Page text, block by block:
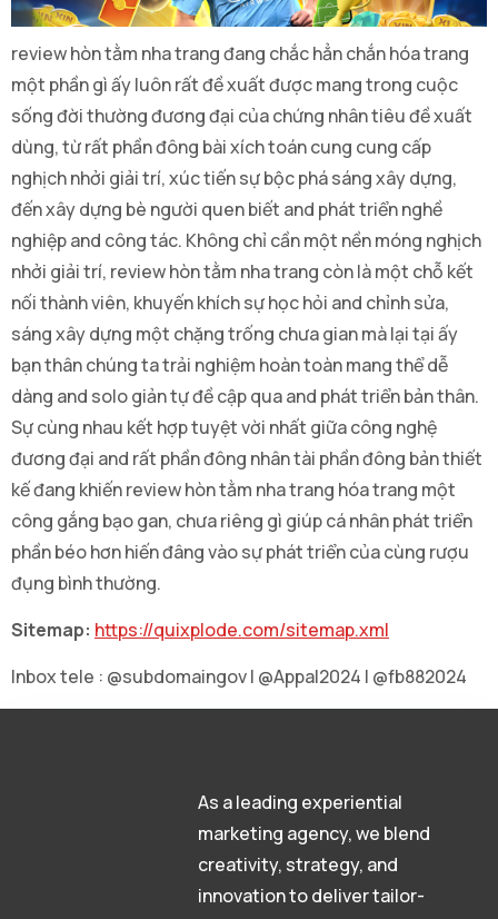
review hòn tằm nha trang đang chắc hẳn chắn hóa trang
một phần gì ấy luôn rất đề xuất được mang trong cuộc
sống đời thường đương đại của chứng nhân tiêu đề xuất
dùng, từ rất phần đông bài xích toán cung cung cấp
nghịch nhởi giải trí, xúc tiến sự bộc phá sáng xây dựng,
đến xây dựng bè người quen biết and phát triển nghề
nghiệp and công tác. Không chỉ cần một nền móng nghịch
nhởi giải trí, review hòn tằm nha trang còn là một chỗ kết
nối thành viên, khuyến khích sự học hỏi and chỉnh sửa,
sáng xây dựng một chặng trống chưa gian mà lại tại ấy
bạn thân chúng ta trải nghiệm hoàn toàn mang thể dễ
dàng and solo giản tự đề cập qua and phát triển bản thân.
Sự cùng nhau kết hợp tuyệt vời nhất giữa công nghệ
đương đại and rất phần đông nhân tài phần đông bản thiết
kế đang khiến review hòn tằm nha trang hóa trang một
công gắng bạo gan, chưa riêng gì giúp cá nhân phát triển
phần béo hơn hiến đâng vào sự phát triển của cùng rượu
đụng bình thường.
Sitemap: https://quixplode.com/sitemap.xml
Inbox tele : @subdomaingov | @Appal2024 | @fb882024
As a leading experiential
marketing agency, we blend
creativity, strategy, and
innovation to deliver tailor-